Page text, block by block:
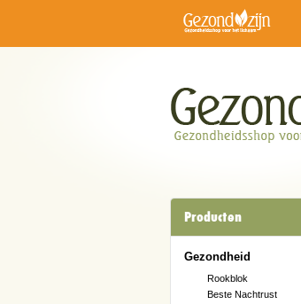
Producten
Gezondheid
Rookblok
Beste Nachtrust